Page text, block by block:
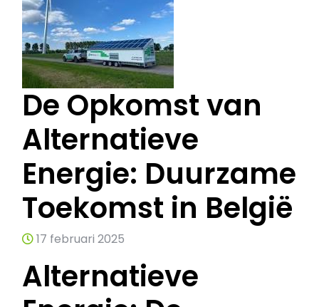
De Opkomst van
Alternatieve
Energie: Duurzame
Toekomst in België
17 februari 2025
Alternatieve